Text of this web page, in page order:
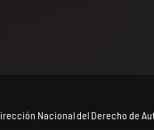
Nacional del Derecho de